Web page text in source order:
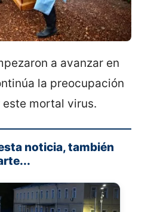
a avanzar en
la preocupación
mortal virus.
noticia, también